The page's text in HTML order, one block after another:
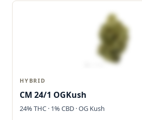
HYBRID
CM 24/1 OGKush
24% THC · 1% CBD · OG Kush